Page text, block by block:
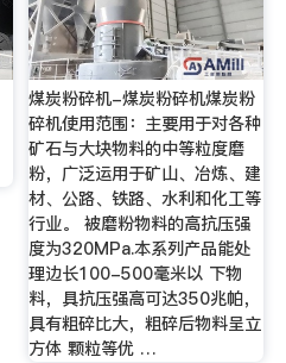
煤炭粉碎机-煤炭粉碎机煤炭粉
碎机使用范围：主要用于对各种
矿石与大块物料的中等粒度磨
粉，广泛运用于矿山、冶炼、建
材、公路、铁路、水利和化工等
行业。 被磨粉物料的高抗压强
度为320MPa.本系列产品能处
理边长100-500毫米以 下物
料，具抗压强高可达350兆帕，
具有粗碎比大，粗碎后物料呈立
方体 颗粒等优 …